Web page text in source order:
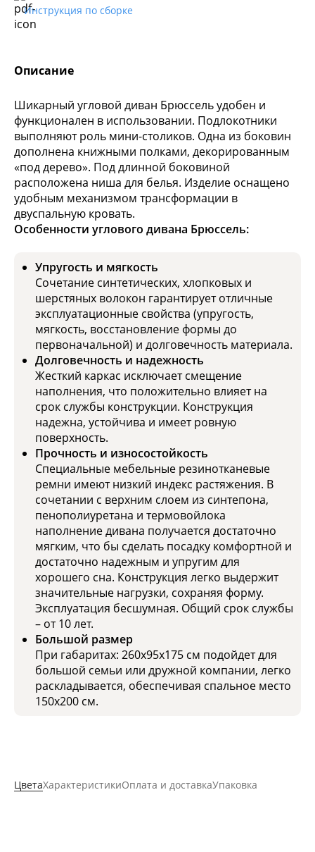
Описание
Шикарный угловой диван Брюссель удобен и
функционален в использовании. Подлокотники
выполняют роль мини-столиков. Одна из боковин
дополнена книжными полками, декорированным
«под дерево». Под длинной боковиной
расположена ниша для белья. Изделие оснащено
удобным механизмом трансформации в
двуспальную кровать.
Особенности углового дивана Брюссель:
Упругость и мягкость
Сочетание синтетических, хлопковых и
шерстяных волокон гарантирует отличные
эксплуатационные свойства (упругость,
мягкость, восстановление формы до
первоначальной) и долговечность материала.
Долговечность и надежность
Жесткий каркас исключает смещение
наполнения, что положительно влияет на
срок службы конструкции. Конструкция
надежна, устойчива и имеет ровную
поверхность.
Прочность и износостойкость
Специальные мебельные резинотканевые
ремни имеют низкий индекс растяжения. В
сочетании с верхним слоем из синтепона,
пенополиуретана и термовойлока
наполнение дивана получается достаточно
мягким, что бы сделать посадку комфортной и
достаточно надежным и упругим для
хорошего сна. Конструкция легко выдержит
значительные нагрузки, сохраняя форму.
Эксплуатация бесшумная. Общий срок службы
– от 10 лет.
Большой размер
При габаритах: 260x95x175 см подойдет для
большой семьи или дружной компании, легко
раскладывается, обеспечивая спальное место
150x200 см.
ЦветаХарактеристикиОплата и доставкаУпаковка
Инструкция по сборке